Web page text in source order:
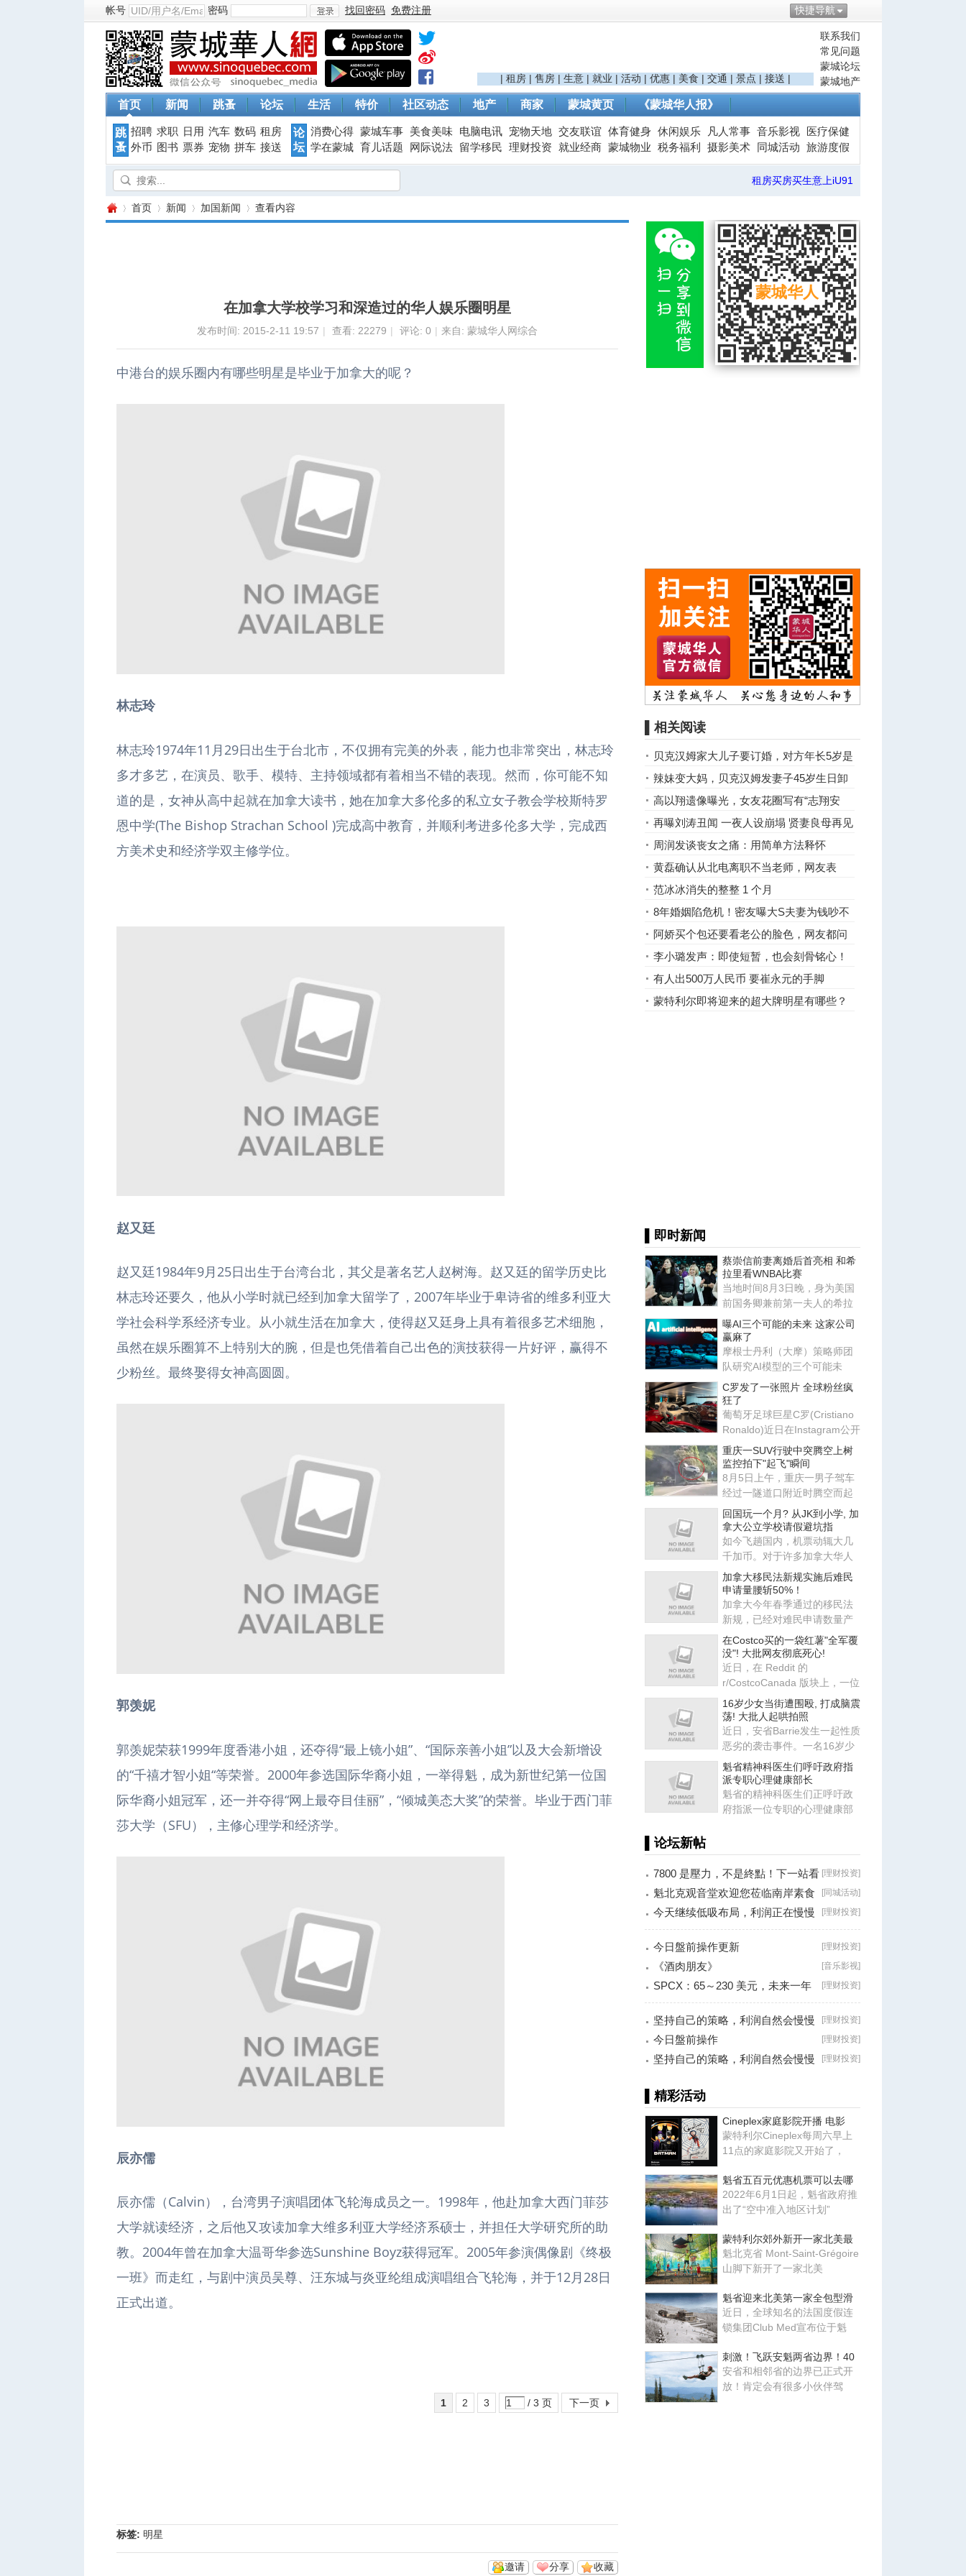
快捷导航
帐号 密码
登
录
找回密码 免费注册
联系我们
常见问题
蒙城论坛
蒙城地产
| 租房 | 售房 | 生意 | 就业 | 活动 | 优惠 | 美食 | 交通 | 景点 | 接送 |
首页 新闻 跳蚤 论坛 生活 特价 社区动态 地产 商家 蒙城黄页 《蒙城华人报》
跳
蚤
招聘 求职 日用 汽车 数码 租房
外币
图书 票券 宠物 拼车 接送
论
坛
消费心得 蒙城车事 美食美味 电脑电讯 宠物天地 交友联谊 体育健身 休闲娱乐 凡人常事 音乐影视
医疗保健
学在蒙城 育儿话题 网际说法 留学移民 理财投资 就业经商 蒙城物业 税务福利 摄影美术 同城活动 旅游度假
租房买房买生意上iU91
首页 新闻 加国新闻 查看内容
在加拿大学校学习和深造过的华人娱乐圈明星
发布时间: 2015-2-11 19:57 | 查看: 22279 | 评论: 0 | 来自: 蒙城华人网综合
中港台的娱乐圈内有哪些明星是毕业于加拿大的呢？
林志玲
林志玲1974年11月29日出生于台北市，不仅拥有完美的外表，能力也非常突出，林志玲
多才多艺，在演员、歌手、模特、主持领域都有着相当不错的表现。然而，你可能不知
道的是，女神从高中起就在加拿大读书，她在加拿大多伦多的私立女子教会学校斯特罗
恩中学(The Bishop Strachan School )完成高中教育，并顺利考进多伦多大学，完成西
方美术史和经济学双主修学位。
赵又廷
赵又廷1984年9月25日出生于台湾台北，其父是著名艺人赵树海。 赵又廷的留学历史比
林志玲还要久，他从小学时就已经到加拿大留学了，2007年毕业于卑诗省的维多利亚大
学社会科学系经济专业。从小就生活在加拿大，使得赵又廷身上具有着很多艺术细胞，
虽然在娱乐圈算不上特别大的腕，但是也凭借着自己出色的演技获得一片好评，赢得不
少粉丝。最终娶得女神高圆圆。
郭羡妮
郭羡妮荣获1999年度香港小姐，还夺得“最上镜小姐”、“国际亲善小姐”以及大会新增设
的“千禧才智小姐“等荣誉。2000年参选国际华裔小姐，一举得魁，成为新世纪第一位国
际华裔小姐冠军，还一并夺得“网上最夺目佳丽”，“倾城美态大奖”的荣誉。毕业于西门菲
莎大学（SFU），主修心理学和经济学。
辰亦儒
辰亦儒（Calvin），台湾男子演唱团体飞轮海成员之一。1998年，他赴加拿大西门菲莎
大学就读经济，之后他又攻读加拿大维多利亚大学经济系硕士，并担任大学研究所的助
教。2004年曾在加拿大温哥华参选Sunshine Boyz获得冠军。2005年参演偶像剧《终极
一班》而走红，与剧中演员吴尊、汪东城与炎亚纶组成演唱组合飞轮海，并于12月28日
正式出道。
1 2 3 / 3 页 下一页
标签: 明星
收藏
分享
邀请
▌相关阅读
贝克汉姆家大儿子要订婚，对方年长5岁是
亿万富豪女儿
辣妹变大妈，贝克汉姆发妻子45岁生日卸
妆照
高以翔遗像曝光，女友花圈写有“志翔安
息，放心高飞”
再曝刘涛丑闻 一夜人设崩塌 贤妻良母再见
了
周润发谈丧女之痛：用简单方法释怀
黄磊确认从北电离职不当老师，网友表
示：是明智的选择！
范冰冰消失的整整 1 个月
8年婚姻陷危机！密友曝大S夫妻为钱吵不
停想离婚
阿娇买个包还要看老公的脸色，网友都问
凭什么！
李小璐发声：即使短暂，也会刻骨铭心！
有人出500万人民币 要崔永元的手脚
蒙特利尔即将迎来的超大牌明星有哪些？
▌即时新闻
蔡崇信前妻离婚后首亮相 和希
拉里看WNBA比赛
当地时间8月3日晚，身为美国
前国务卿兼前第一夫人的希拉
里·克林顿，出现在纽约巴克莱
曝AI三个可能的未来 这家公司
赢麻了
摩根士丹利（大摩）策略师团
队研究AI模型的三个可能未
来：封闭模型赢了、开放模型
胜出
C罗发了一张照片 全球粉丝疯
狂了
葡萄牙足球巨星C罗(Cristiano
Ronaldo)近日在Instagram公开
展示个人豪华跑车收藏，以
重庆一SUV行驶中突腾空上树
监控拍下"起飞"瞬间
8月5日上午，重庆一男子驾车
经过一隧道口附近时腾空而起
悬在半空中，此事引发关注。
网
回国玩一个月? 从JK到小学, 加
拿大公立学校请假避坑指
如今飞趟国内，机票动辄大几
千加币。对于许多加拿大华人
家长来说，既然要经历十几个
小
加拿大移民法新规实施后难民
申请量腰斩50%！
加拿大今年春季通过的移民法
新规，已经对难民申请数量产
生了显著影响。根据最新披露
的
在Costco买的一袋红薯"全军覆
没"! 大批网友彻底死心!
近日，在 Reddit 的
r/CostcoCanada 版块上，一位
坐标渥太华的网友
（@cubiclejail）发
16岁少女当街遭围殴, 打成脑震
荡! 大批人起哄拍照
近日，安省Barrie发生一起性质
恶劣的袭击事件。一名16岁少
女在Kempenfest活动期间遭到
魁省精神科医生们呼吁政府指
派专职心理健康部长
魁省的精神科医生们正呼吁政
府指派一位专职的心理健康部
▌论坛新帖
[理财投资]
7800 是壓力，不是終點！下一站看
8000？
[同城活动]
魁北克观音堂欢迎您莅临南岸素食
分享会！
[理财投资]
今天继续低吸布局，利润正在慢慢
兑现！
[理财投资]
今日盤前操作更新
[音乐影视]
《酒肉朋友》
[理财投资]
SPCX：65～230 美元，未来一年
最大的机会？
[理财投资]
坚持自己的策略，利润自然会慢慢
累积！
[理财投资]
今日盤前操作
[理财投资]
坚持自己的策略，利润自然会慢慢
▌精彩活动
Cineplex家庭影院开播 电影
蒙特利尔Cineplex每周六早上
11点的家庭影院又开始了，
魁省五百元优惠机票可以去哪
2022年6月1日起，魁省政府推
出了“空中准入地区计划”
蒙特利尔郊外新开一家北美最
魁北克省 Mont-Saint-Grégoire
山脚下新开了一家北美
魁省迎来北美第一家全包型滑
近日，全球知名的法国度假连
锁集团Club Med宣布位于魁
刺激！飞跃安魁两省边界！40
安省和相邻省的边界已正式开
放！肯定会有很多小伙伴驾